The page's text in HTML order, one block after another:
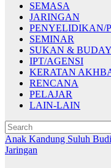
SEMASA
JARINGAN
PENYELIDIKAN/
SEMINAR
SUKAN &
IPT/AGENSI
KERATAN
RENCANA
PELAJAR
LAIN-LAIN
Anak Kandung Suluh
Jaringan